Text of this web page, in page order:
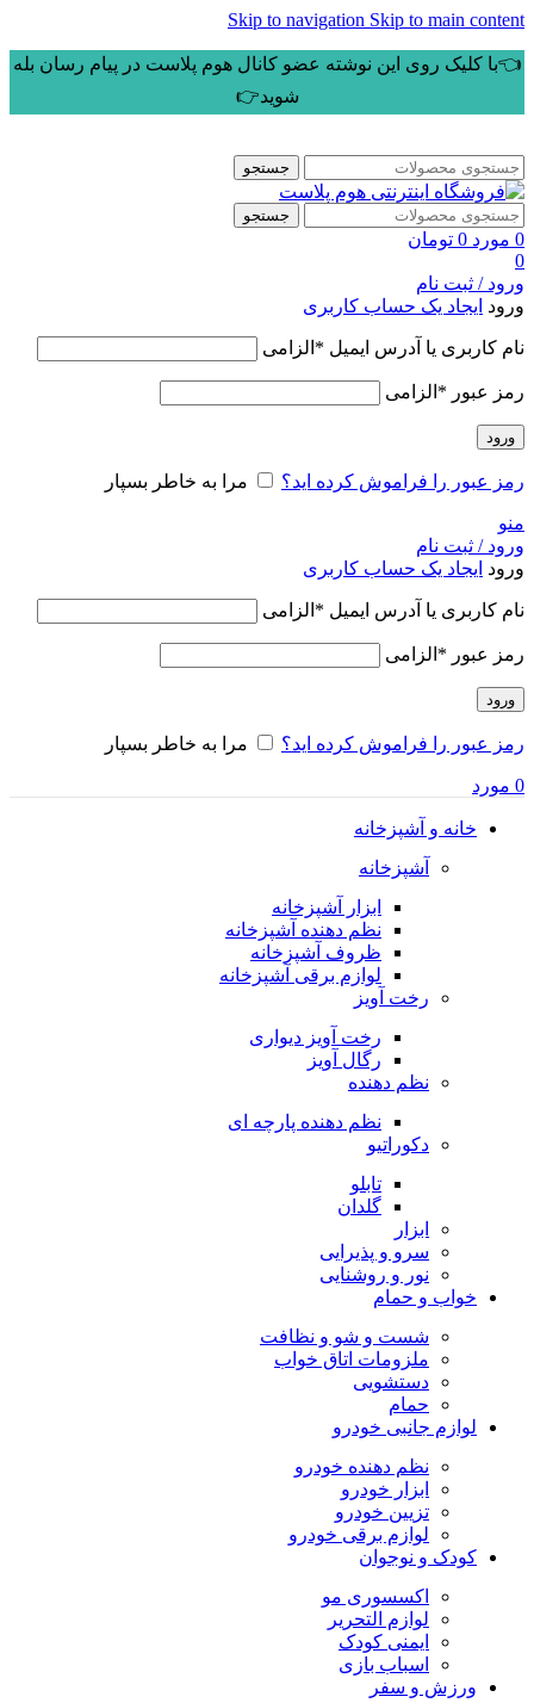
Skip to navigation Skip to main content
👈با کلیک روی این نوشته عضو کانال هوم پلاست در پیام رسان بله
شوید👉
جستجو
جستجو
0 مورد 0 تومان
0
ورود / ثبت نام
ورود ایجاد یک حساب کاربری
نام کاربری یا آدرس ایمیل * الزامی
رمز عبور * الزامی
ورود
رمز عبور را فراموش کرده اید؟ مرا به خاطر بسپار
منو
ورود / ثبت نام
ورود ایجاد یک حساب کاربری
نام کاربری یا آدرس ایمیل * الزامی
رمز عبور * الزامی
ورود
رمز عبور را فراموش کرده اید؟ مرا به خاطر بسپار
0 مورد
خانه و آشپزخانه
آشپزخانه
ابزار آشپزخانه
نظم دهنده آشپزخانه
ظروف آشپزخانه
لوازم برقی آشپزخانه
رخت آویز
رخت آویز دیواری
رگال آویز
نظم دهنده
نظم دهنده پارچه ای
دکوراتیو
تابلو
گلدان
ابزار
سرو و پذیرایی
نور و روشنایی
خواب و حمام
شست و شو و نظافت
ملزومات اتاق خواب
دستشویی
حمام
لوازم جانبی خودرو
نظم دهنده خودرو
ابزار خودرو
تزیین خودرو
لوازم برقی خودرو
کودک و نوجوان
اکسسوری مو
لوازم التحریر
ایمنی کودک
اسباب بازی
ورزش و سفر